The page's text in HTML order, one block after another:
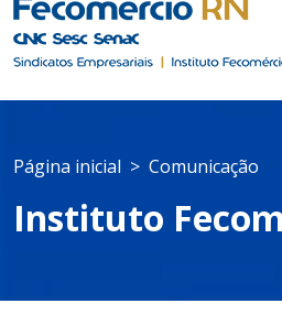
Página inicial Comunicação
Instituto